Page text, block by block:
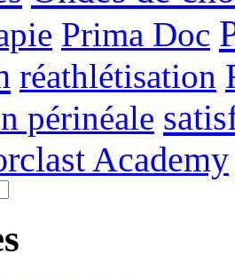
Prima Doc
réathlétisation
périnéale
Academy